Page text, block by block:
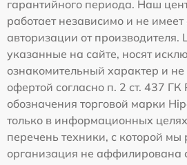
гарантийного периода. Наш
работает независимо и не
авторизации от
указанные на сайте, носят
ознакомительный характер и
офертой согласно п. 2 ст. 437
обозначения торговой марки
только в информационных
перечень техники, с которой
организация не аффилирована